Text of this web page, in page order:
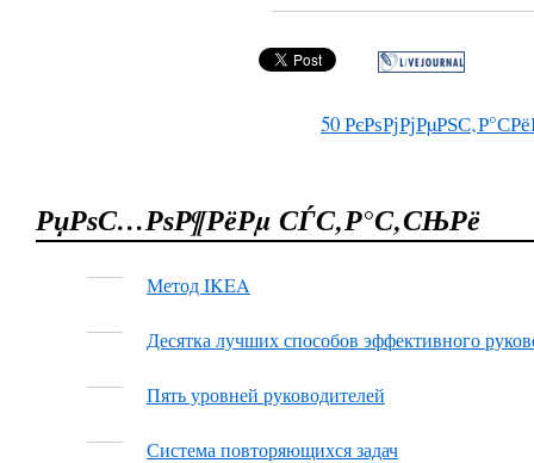
50
РџРѕС…РѕР¶РёРµ СЃС‚Р°С‚СЊРё
Метод IKEA
Десятка лучших способов эффективного
Пять уровней руководителей
Система повторяющихся задач